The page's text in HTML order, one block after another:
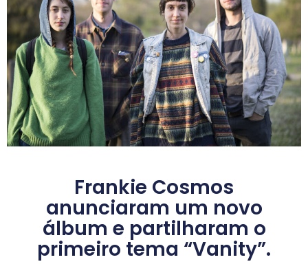
Frankie Cosmos
anunciaram um novo
álbum e partilharam o
primeiro tema “Vanity”.